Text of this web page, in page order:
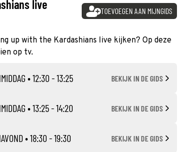
live
TOEVOEGEN AAN MIJNGIDS
up with the Kardashians live kijken? Op deze
op tv.
• 12:30 - 13:25 BEKIJK IN DE GIDS
• 13:25 - 14:20 BEKIJK IN DE GIDS
• 18:30 - 19:30 BEKIJK IN DE GIDS